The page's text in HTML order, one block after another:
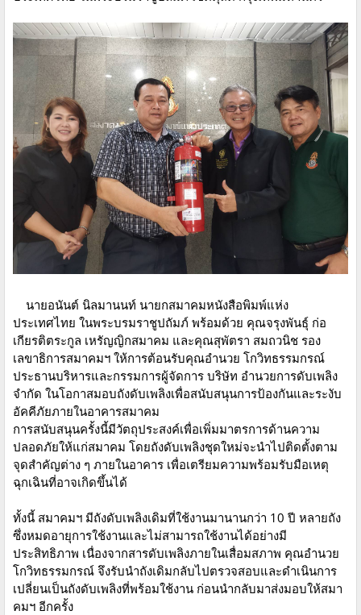
นายอนันต์ นิลมานนท์ นายกสมาคมหนังสือพิมพ์แห่ง
ประเทศไทย ในพระบรมราชูปถัมภ์ พร้อมด้วย คุณจรุงพันธุ์ ก่อ
เกียรติตระกูล เหรัญญิกสมาคม และคุณสุพัตรา สมถวนิช รอง
เลขาธิการสมาคมฯ ให้การต้อนรับคุณอำนวย โกวิทธรรมกรณ์
ประธานบริหารและกรรมการผู้จัดการ บริษัท อำนวยการดับเพลิง
จำกัด ในโอกาสมอบถังดับเพลิงเพื่อสนับสนุนการป้องกันและระงับ
อัคคีภัยภายในอาคารสมาคม
การสนับสนุนครั้งนี้มีวัตถุประสงค์เพื่อเพิ่มมาตรการด้านความ
ปลอดภัยให้แก่สมาคม โดยถังดับเพลิงชุดใหม่จะนำไปติดตั้งตาม
จุดสำคัญต่าง ๆ ภายในอาคาร เพื่อเตรียมความพร้อมรับมือเหตุ
ฉุกเฉินที่อาจเกิดขึ้นได้
ทั้งนี้ สมาคมฯ มีถังดับเพลิงเดิมที่ใช้งานมานานกว่า 10 ปี หลายถัง
ซึ่งหมดอายุการใช้งานและไม่สามารถใช้งานได้อย่างมี
ประสิทธิภาพ เนื่องจากสารดับเพลิงภายในเสื่อมสภาพ คุณอำนวย
โกวิทธรรมกรณ์ จึงรับนำถังเดิมกลับไปตรวจสอบและดำเนินการ
เปลี่ยนเป็นถังดับเพลิงที่พร้อมใช้งาน ก่อนนำกลับมาส่งมอบให้สมา
คมฯ อีกครั้ง